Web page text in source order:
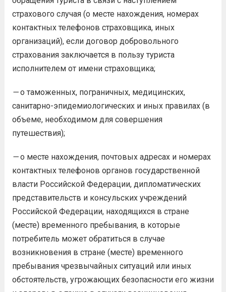
страхового случая (о месте нахождения, номерах
контактных телефонов страховщика, иных
организаций), если договор добровольного
страхования заключается в пользу туриста
исполнителем от имени страховщика;
—о таможенных, пограничных, медицинских,
санитарно-эпидемиологических и иных правилах (в
объеме, необходимом для совершения
путешествия);
—о месте нахождения, почтовых адресах и номерах
контактных телефонов органов государственной
власти Российской Федерации, дипломатических
представительств и консульских учреждений
Российской Федерации, находящихся в стране
(месте) временного пребывания, в которые
потребитель может обратиться в случае
возникновения в стране (месте) временного
пребывания чрезвычайных ситуаций или иных
обстоятельств, угрожающих безопасности его жизни